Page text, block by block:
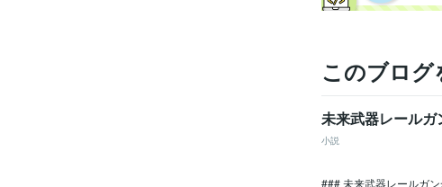
このブログ
未来武器レールガ
小説
### 未来武器レールガ